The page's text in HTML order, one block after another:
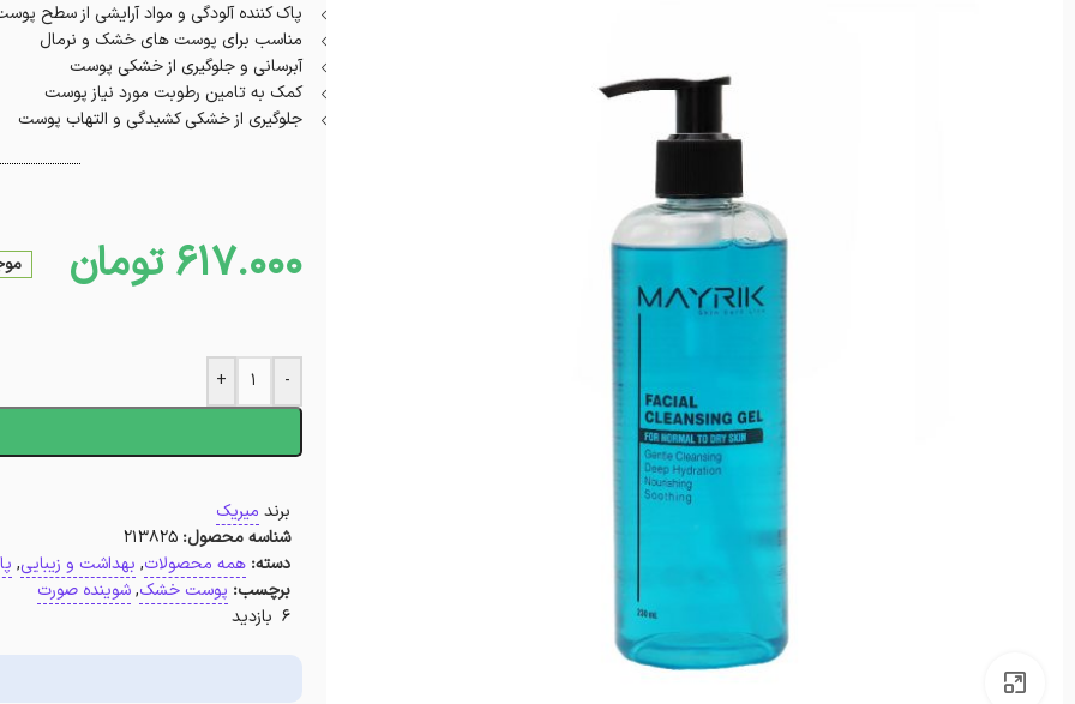
پاک کننده آلودگی و مواد آرایشی از سطح
مناسب برای پوست های خشک و نرمال
آبرسانی و جلوگیری از خشکی پوست
کمک به تامین رطوبت مورد نیاز پوست
جلوگیری از خشکی کشیدگی و التهاب پوست
617.000 تومان
-
+
برند میریک
شناسه محصول:213825
دسته: همه محصولات, بهداشت و زیبایی,
برچسب: پوست خشک, شوینده صورت
6 بازدید